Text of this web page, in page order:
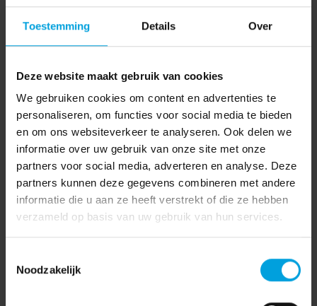
Toestemming Details Over
Deze website maakt gebruik van cookies
We gebruiken cookies om content en advertenties te
personaliseren, om functies voor social media te bieden
en om ons websiteverkeer te analyseren. Ook delen we
informatie over uw gebruik van onze site met onze
partners voor social media, adverteren en analyse. Deze
partners kunnen deze gegevens combineren met andere
informatie die u aan ze heeft verstrekt of die ze hebben
verzameld op basis van uw gebruik van hun services.
Noodzakelijk
tot toekenning van de transitievergoeding terecht heeft
afgewezen.
Volgens Dirkzwagerarbeidsrecht
is de uitspraak
waarschijnlijk niet hetgeen minister Asscher voor ogen had
toen de Wet werk en zekerheid werd gemaakt.
Werkgeversorganisaties pleiten ervoor om de verplichting
tot het betalen van een transitievergoeding, ook als de
werkgever zelf het initiatief neemt tot een beëindiging te
komen, zo snel mogelijk af te schaffen.
houden. Hieraan zijn volgens Dirkzwager echter risico’s